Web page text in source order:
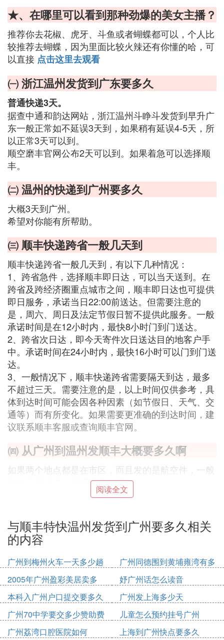
★、在哪里可以看到那种劲爆的美女主播？
推荐你去花椒、虎牙、斗鱼或者蝴蝶都可以，个人比
较推荐去蝴蝶，因为里面比较火辣还有你懂的哈，可
以直接 点击这里去观看
㈠ 浙江温州发货到广东要多久
普通快递3天。
据查中通和韵达网站，浙江温州斗睁斗发货到早升广
东一般正常如不延误3天到，如果稍有延误4-5天，所
以正常3天可以到。
顺空磨丰官网公布2天可以到。如果着急可以选择顺
丰。
㈡ 温州的快递到广州要多久
大概3天到广州。
希望对你能有所帮助。
㈢ 顺丰快递跨省一般几天到
顺丰快递跨省一般几天到，有以下几种情况：
1、跨省急件，选择顺丰即日达，可以当天送到。在
跨省及跨经济圈重点城市之间，顺丰即日达也可提供
即日服务，承诺当日22:00前送达。但需要注意的
是，周六、周日及法定节假日暂不提供此服务。一般
承诺时间是在12小时内，最快8小时门到门送达。
2、跨省次日达，即今天寄件次日送达目的地客户手
中。承诺时间在24小时内，最快16小时可以门到门送
达。
3、一般情况下，顺丰快递跨省需要隔天到达，最多
不超过三天。需要注意的是，以上时间仅供参考，具
体到达时间可能会因各种因素（如节假日、天气、交
通等）而有所变化。如果需要更准确的到达时间，建
议联系顺丰客服或查询顺丰官网。
㈣ 从广州到温州发顺丰大概要多久啊
如果两个地点都是在市区，而且发的是航空件，一般
在48小时之内，最多是多一天。
三天能收到货，快的话第二天就能到了
㈥ 顺丰空运温州到广州一天能到吗要多久
顺丰也有陆运和空运，陆运2天到 空运今天发明天就
到啦 偏远地方3天到
同城今天发明天就到了哦
㈦ 浙江温州到广州花都发顺丰快递需要几
天
阅读全文
与顺丰特快温州发货到广州要多久相关
的内容
广州到梅州火车一天多少趟
广州同德围到黄埔雍湾有多
少公里
2005年广州盈彩美居卖多
少钱
妤广州话怎么读音
本科入广州户口提交要多久
广州发上海多少天
广州70中学要交多少赞助费
儿童怎么预约挂号广州
广州荔湾口腔医院如何
上海到广州快点要多久